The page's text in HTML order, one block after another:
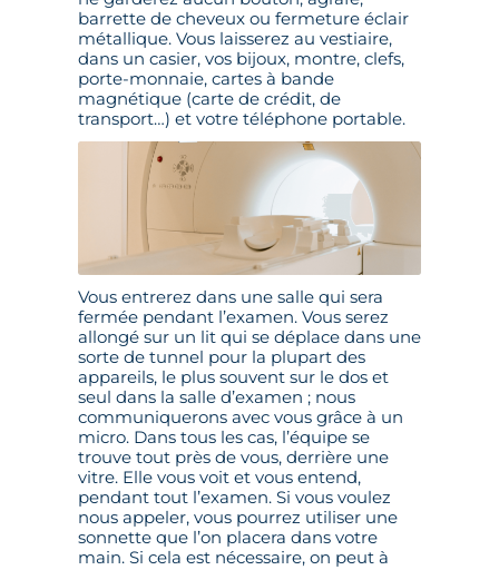
barrette de cheveux ou fermeture éclair
métallique. Vous laisserez au vestiaire,
dans un casier, vos bijoux, montre, clefs,
porte-monnaie, cartes à bande
magnétique (carte de crédit, de
transport…) et votre téléphone portable.
Vous entrerez dans une salle qui sera
fermée pendant l’examen. Vous serez
allongé sur un lit qui se déplace dans une
sorte de tunnel pour la plupart des
appareils, le plus souvent sur le dos et
seul dans la salle d’examen ; nous
communiquerons avec vous grâce à un
micro. Dans tous les cas, l’équipe se
trouve tout près de vous, derrière une
vitre. Elle vous voit et vous entend,
pendant tout l’examen. Si vous voulez
nous appeler, vous pourrez utiliser une
sonnette que l’on placera dans votre
main. Si cela est nécessaire, on peut à